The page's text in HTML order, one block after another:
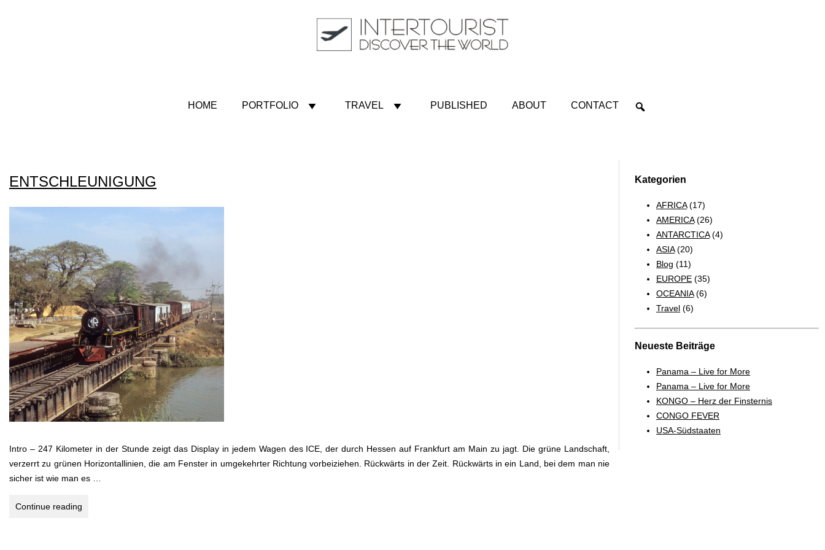
HOME PORTFOLIO TRAVEL PUBLISHED ABOUT CONTACT
ENTSCHLEUNIGUNG
Intro – 247 Kilometer in der Stunde zeigt das Display in jedem Wagen des ICE, der durch Hessen auf Frankfurt am Main zu jagt. Die grüne Landschaft,
verzerrt zu grünen Horizontallinien, die am Fenster in umgekehrter Richtung vorbeiziehen. Rückwärts in der Zeit. Rückwärts in ein Land, bei dem man nie
sicher ist wie man es …
Continue reading
Kategorien
AFRICA(17)
AMERICA(26)
ANTARCTICA(4)
ASIA(20)
Blog (11)
EUROPE (35)
OCEANIA(6)
Travel (6)
Neueste Beiträge
Panama – Live for More
Panama – Live for More
KONGO – Herz der Finsternis
CONGO FEVER
USA-Südstaaten